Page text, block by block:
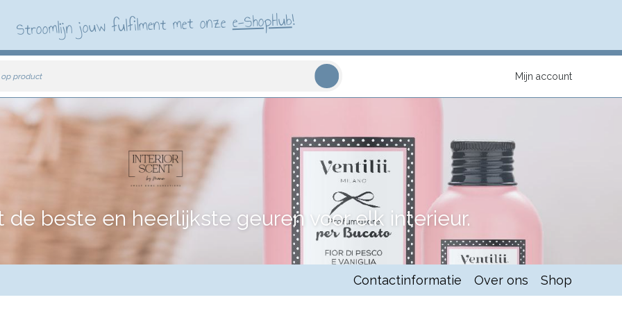
Stroomlijn jouw fulfilment met onzee-ShopHub!
op product Mijn account
de beste en heerlijkste geuren voor elk interieur.
Contactinformatie Over ons Shop